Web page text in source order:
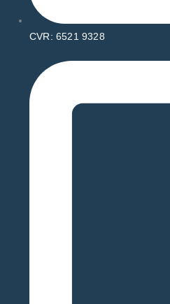
CVR: 6521 9328